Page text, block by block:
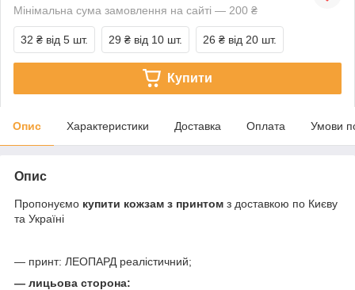
Мінімальна сума замовлення на сайті — 200 ₴
32 ₴ від 5 шт. 29 ₴ від 10 шт. 26 ₴ від 20 шт.
Купити
Опис Характеристики Доставка Оплата Умови
Опис
Пропонуємо купити кожзам з принтом з доставкою по Києву
та Україні
— принт: ЛЕОПАРД реалістичний;
— лицьова сторона: